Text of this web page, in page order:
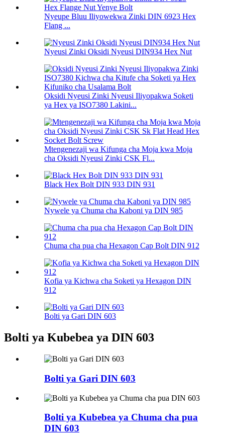
Nyeupe Bluu Iliyowekwa Zinki DIN 6923 Hex
Flang ...
Nyeusi Zinki Oksidi Nyeusi DIN934 Hex Nut
Oksidi Nyeusi Zinki Nyeusi Iliyopakwa Soketi
ya Hex ya ISO7380 Lakini...
Mtengenezaji wa Kifunga cha Moja kwa Moja
cha Oksidi Nyeusi Zinki CSK Fl...
Black Hex Bolt DIN 933 DIN 931
Nywele ya Chuma cha Kaboni ya DIN 985
Chuma cha pua cha Hexagon Cap Bolt DIN 912
Kofia ya Kichwa cha Soketi ya Hexagon DIN
912
Bolti ya Gari DIN 603
Bolti ya Kubebea ya DIN 603
Bolti ya Gari DIN 603
Bolti ya Kubebea ya Chuma cha pua
DIN 603